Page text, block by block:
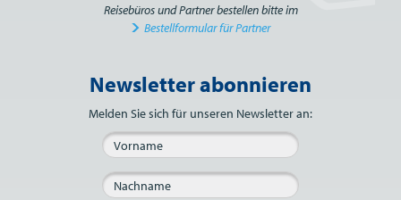
Reisebüros und Partner bestellen bitte im
Bestellformular für Partner
Bitte nicht ausfüllen.
Newsletter abonnieren
Melden Sie sich für unseren Newsletter an: